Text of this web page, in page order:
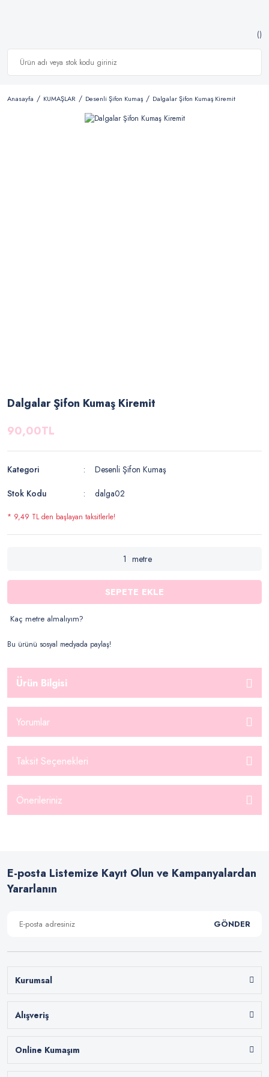
Anasayfa KUMAŞLAR Desenli Şifon Kumaş Dalgalar Şifon Kumaş Kiremit
Dalgalar Şifon Kumaş Kiremit
90,00TL
Kategori
Desenli Şifon Kumaş
Stok Kodu
dalga02
* 9,49 TL den başlayan taksitlerle!
metre
SEPETE EKLE
Kaç metre almalıyım?
Bu ürünü sosyal medyada paylaş!
Ürün Bilgisi
Yorumlar
Taksit Seçenekleri
Önerileriniz
E-posta Listemize Kayıt Olun ve Kampanyalardan
Yararlanın
GÖNDER
Kurumsal
Alışveriş
Online Kumaşım